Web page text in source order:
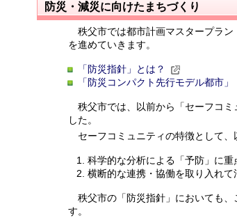
防災・減災に向けたまちづくり
秩父市では都市計画マスタープラン
を進めていきます。
「防災指針」とは？
「防災コンパクト先行モデル都市」
秩父市では、以前から「セーフコミ
した。
セーフコミュニティの特徴として、
科学的な分析による「予防」に重
横断的な連携・協働を取り入れて
秩父市の「防災指針」においても、
す。